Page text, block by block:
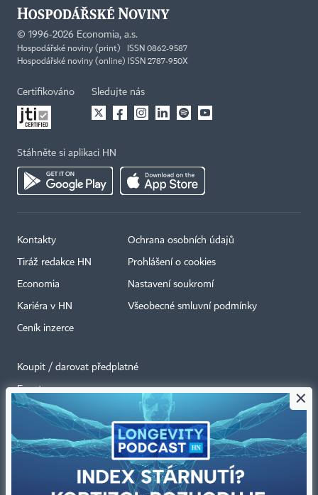
© 1996-2026 Economia, a.s.
Hospodářské noviny (print) ISSN 0862-9587
Hospodářské noviny (online) ISSN 2787-950X
Certifikováno Sledujte nás
Stáhněte si aplikaci HN
Kontakty
Tiráž redakce HN
Economia
Kariéra v HN
Ceník inzerce
Ochrana osobních údajů
Prohlášení o cookies
Nastavení soukromí
Všeobecné smluvní podmínky
Koupit / darovat předplatné
Eventy
Newslettery
Autorská práva vykonává vydavatel. Bez písemného svolení vydavatele je
×